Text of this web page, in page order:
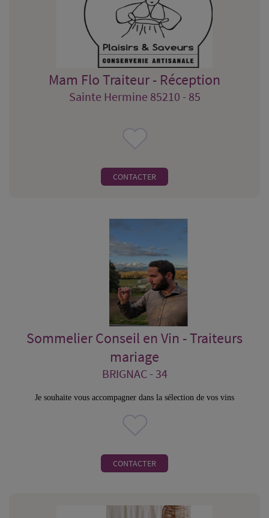
Mam Flo Traiteur - Réception
Sainte Hermine 85210 - 85
CONTACTER
Sommelier Conseil en Vin - Traiteurs
mariage
BRIGNAC - 34
Je souhaite vous accompagner dans la sélection de vos vins
CONTACTER